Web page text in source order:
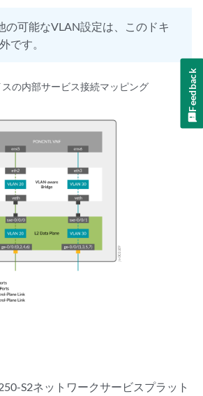
の可能なVLAN設定は、このドキ
です。
の内部サービス接続マッピング
S2ネットワークサービスプラット
Feedback